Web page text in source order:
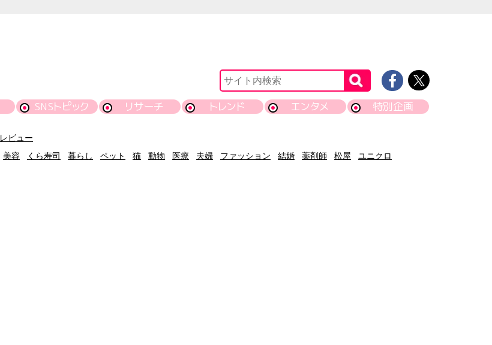
SNSトピック リサーチ トレンド エンタメ 特別企画
レビュー
美容 くら寿司 暮らし ペット 猫 動物 医療 夫婦 ファッション 結婚 薬剤師 松屋
ユニクロ